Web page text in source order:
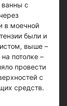
с
в моечной
были и
выше –
потолке –
провести
с
средств.